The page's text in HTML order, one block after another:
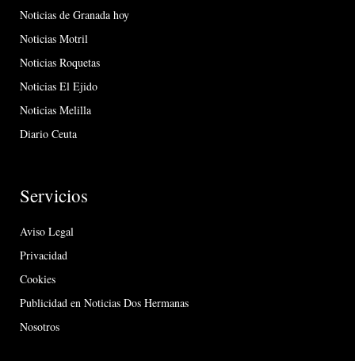
Noticias de Granada hoy
Noticias Motril
Noticias Roquetas
Noticias El Ejido
Noticias Melilla
Diario Ceuta
Servicios
Aviso Legal
Privacidad
Cookies
Publicidad en Noticias Dos Hermanas
Nosotros